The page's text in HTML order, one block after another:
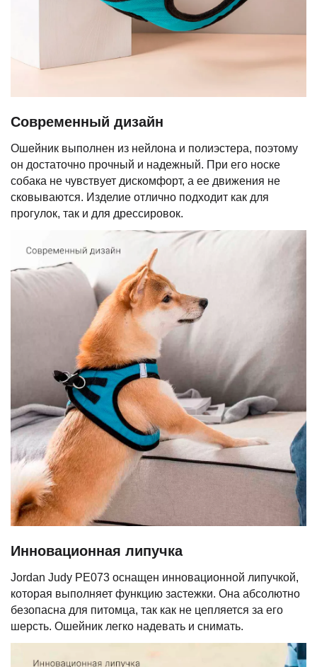
Современный дизайн
Ошейник выполнен из нейлона и полиэстера, поэтому
он достаточно прочный и надежный. При его носке
собака не чувствует дискомфорт, а ее движения не
сковываются. Изделие отлично подходит как для
прогулок, так и для дрессировок.
Инновационная липучка
Jordan Judy PE073 оснащен инновационной липучкой,
которая выполняет функцию застежки. Она абсолютно
безопасна для питомца, так как не цепляется за его
шерсть. Ошейник легко надевать и снимать.